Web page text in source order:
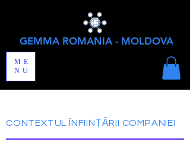
GEMMA ROMANIA - MOLDOVA
ME
NU
CONTEXTUL ÎNFIINȚĂRII COMPANIEI